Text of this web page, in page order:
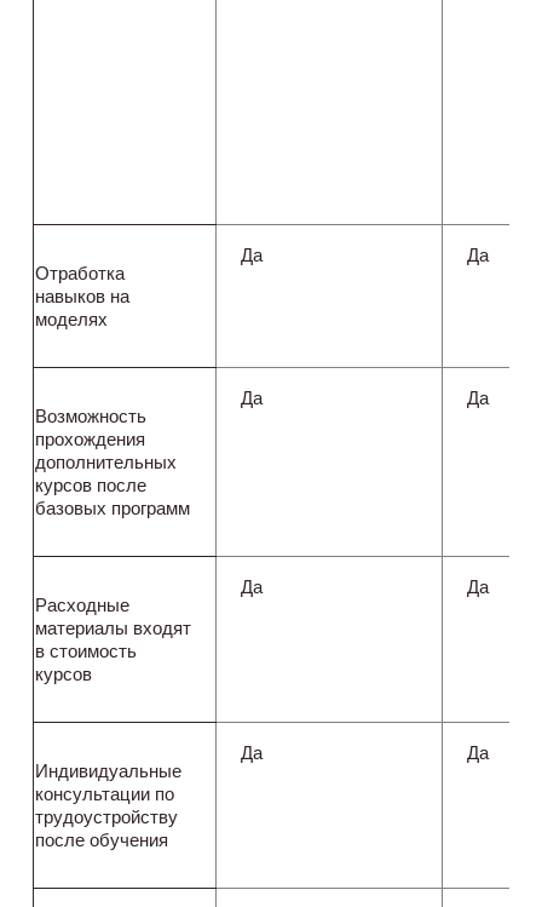
Отработка
навыков на
моделях
Да Да
Возможность
прохождения
дополнительных
курсов после
базовых программ
Да Да
Расходные
материалы входят
в стоимость
курсов
Да Да
Индивидуальные
консультации по
трудоустройству
после обучения
Да Да